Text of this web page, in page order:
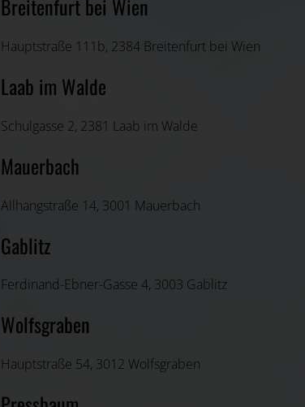
Breitenfurt bei Wien
Hauptstraße 111b, 2384 Breitenfurt bei Wien
Laab im Walde
Schulgasse 2, 2381 Laab im Walde
Mauerbach
Allhangstraße 14, 3001 Mauerbach
Gablitz
Ferdinand-Ebner-Gasse 4, 3003 Gablitz
Wolfsgraben
Hauptstraße 54, 3012 Wolfsgraben